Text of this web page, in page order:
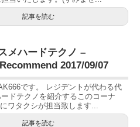
記事を読む
メハードテクノ –
2017/09/07
です。 レジデントが代わる代
ドテクノを紹介するこのコーナ
ワタクシが担当致します...
記事を読む